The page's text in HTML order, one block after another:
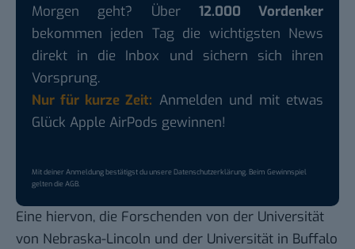
Morgen geht? Über 12.000 Vordenker
bekommen jeden Tag die wichtigsten News
direkt in die Inbox und sichern sich ihren
Vorsprung.
Nur für kurze Zeit: Anmelden und mit etwas
Glück Apple AirPods gewinnen!
Mit deiner Anmeldung bestätigst du unsereDatenschutzerklärung. Beim Gewinnspiel
gelten dieAGB.
Eine hiervon, die Forschenden von der Universität
von Nebraska-Lincoln und der Universität in Buffalo